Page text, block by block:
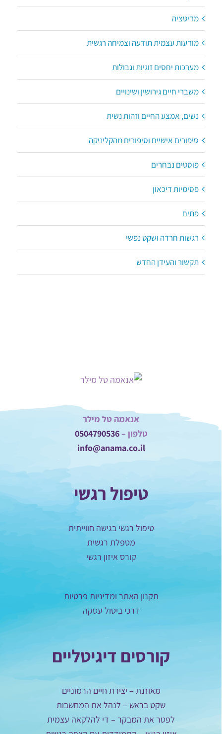
מדיטציה
מודעות עצמית תודעה וצמיחה רגשית
מערכות יחסים זוגיות וגבולות
משברי חיים גירושין ושינויים
נשים, אמצע החיים וזהות נשית
סיפורים אישיים וסיפורים מהקליניקה
פוסטים נבחרים
פסימיות דיכאון
פתיח
רגשות חרדה ושקט נפשי
תקשור והעידן החדש
אנאמה טל מילר
טלפון –0504790536
info@anama.co.il
טיפול רגשי
טיפול רגשי בגישה חווייתית
מטפלת רגשית
קורס איזון רגשי
תקנון האתר ומדיניות פרטיות
דרכי ביטול עסקה
קורסים דיגיטליים
מאוזנת – יצירת חיים הרמוניים
שקט בראש – לנהל את המחשבות
לפטר את המבקר – די להלקאה עצמית